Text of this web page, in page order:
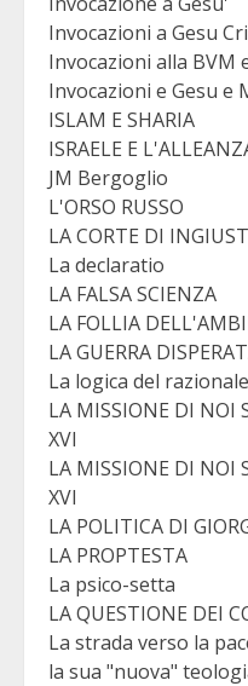
Invocazioni a Gesu
Invocazioni alla BVM
Invocazioni e Gesu e
ISLAM E SHARIA
ISRAELE E
JM Bergoglio
L'ORSO RUSSO
LA CORTE DI
La declaratio
LA FALSA SCIENZA
LA FOLLIA
LA GUERRA
La logica del razionale
LA MISSIONE DI NOI
XVI
LA MISSIONE DI NOI
XVI
LA POLITICA DI
LA PROPTESTA
La psico-setta
LA QUESTIONE DEI
La strada verso la
la sua "nuova"